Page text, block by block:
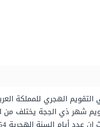
الهجري للمملكة
بالذكر أنّ تقويم شهر ذي الحِجة